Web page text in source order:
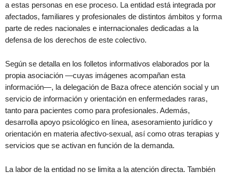
a estas personas en ese proceso. La entidad está integrada por
afectados, familiares y profesionales de distintos ámbitos y forma
parte de redes nacionales e internacionales dedicadas a la
defensa de los derechos de este colectivo.
Según se detalla en los folletos informativos elaborados por la
propia asociación —cuyas imágenes acompañan esta
información—, la delegación de Baza ofrece atención social y un
servicio de información y orientación en enfermedades raras,
tanto para pacientes como para profesionales. Además,
desarrolla apoyo psicológico en línea, asesoramiento jurídico y
orientación en materia afectivo-sexual, así como otras terapias y
servicios que se activan en función de la demanda.
La labor de la entidad no se limita a la atención directa. También